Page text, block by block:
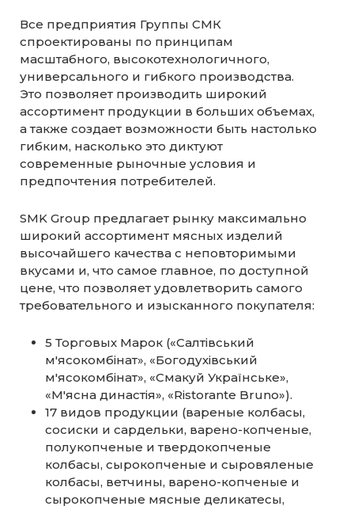
Все предприятия Группы СМК
спроектированы по принципам
масштабного, высокотехнологичного,
универсального и гибкого производства.
Это позволяет производить широкий
ассортимент продукции в больших объемах,
а также создает возможности быть настолько
гибким, насколько это диктуют
современные рыночные условия и
предпочтения потребителей.
SMK Group предлагает рынку максимально
широкий ассортимент мясных изделий
высочайшего качества с неповторимыми
вкусами и, что самое главное, по доступной
цене, что позволяет удовлетворить самого
требовательного и изысканного покупателя:
5 Торговых Марок («Салтівський
м'ясокомбінат», «Богодухівський
м'ясокомбінат», «Смакуй Українське»,
«М'ясна династія», «Ristorante Bruno»).
17 видов продукции (вареные колбасы,
сосиски и сардельки, варено-копченые,
полукопченые и твердокопченые
колбасы, сырокопченые и сыровяленые
колбасы, ветчины, варено-копченые и
сырокопченые мясные деликатесы,